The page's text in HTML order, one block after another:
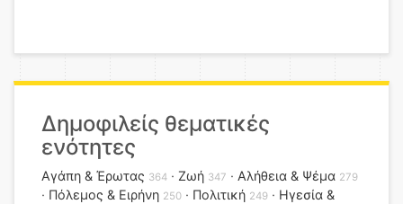
Δημοφιλείς θεματικές
ενότητες
Αγάπη & Έρωτας 364 Ζωή 347 Αλήθεια & Ψέμα 279
Πόλεμος & Ειρήνη 250 Πολιτική 249
Ηγεσία &